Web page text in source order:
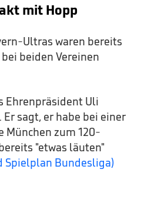
mit Hopp
Ultras waren bereits
beiden Vereinen
Ehrenpräsident Uli
sagt, er habe bei einer
München zum 120-
"etwas läuten"
Spielplan Bundesliga)